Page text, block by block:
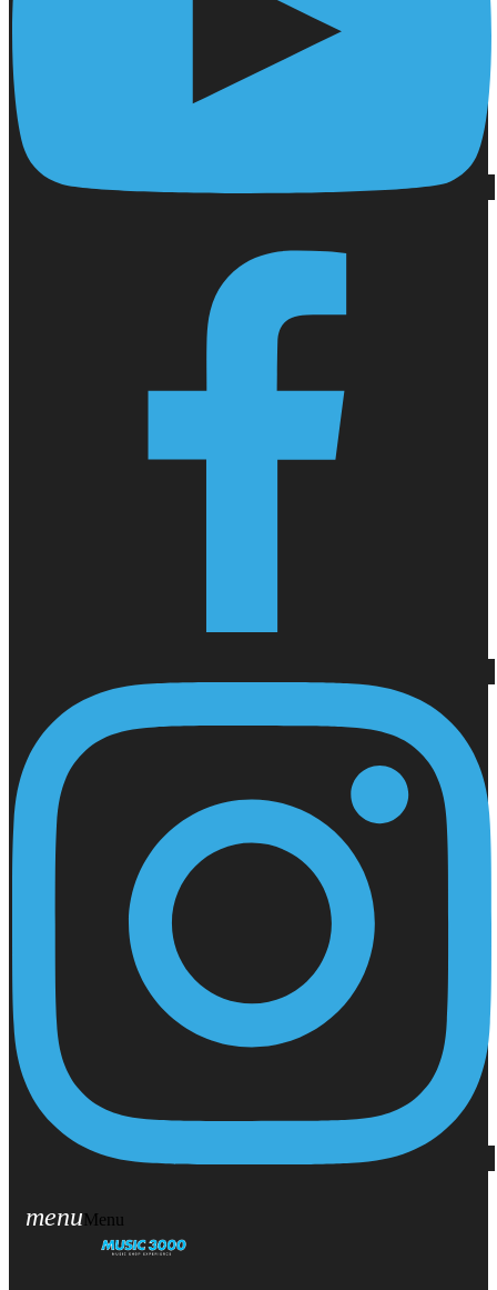
menuMenu